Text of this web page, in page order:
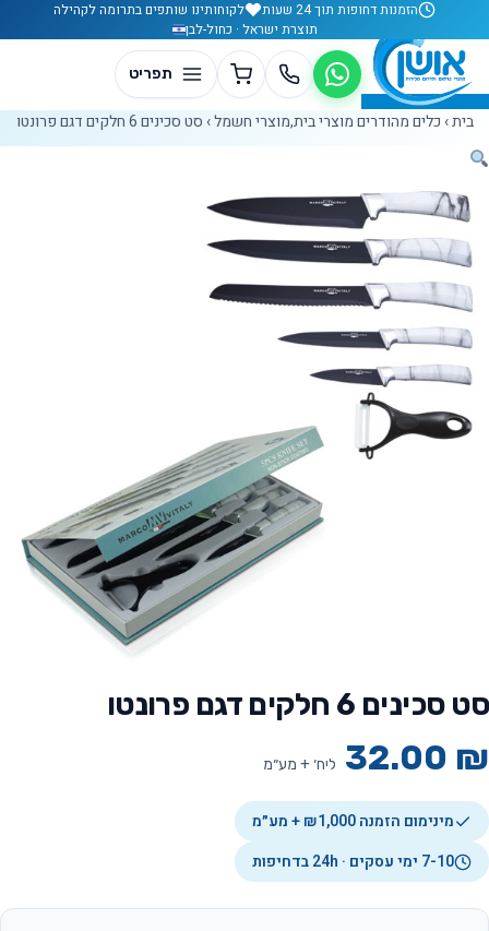
דלג לתוכןהזמנות דחופות תוך 24 שעות
לקוחותינו שותפים בתרומה לקהילה
תוצרת ישראל · כחול-לבן
בית› כלים מהודרים מוצרי בית,מוצרי חשמל› סט סכינים 6 חלקים דגם פרונטו
סט סכינים 6 חלקים דגם פרונטו
32.00 ₪ ליח׳ + מע״מ
מינימום הזמנה ₪1,000 + מע״מ
7-10 ימי עסקים · 24h בדחיפות